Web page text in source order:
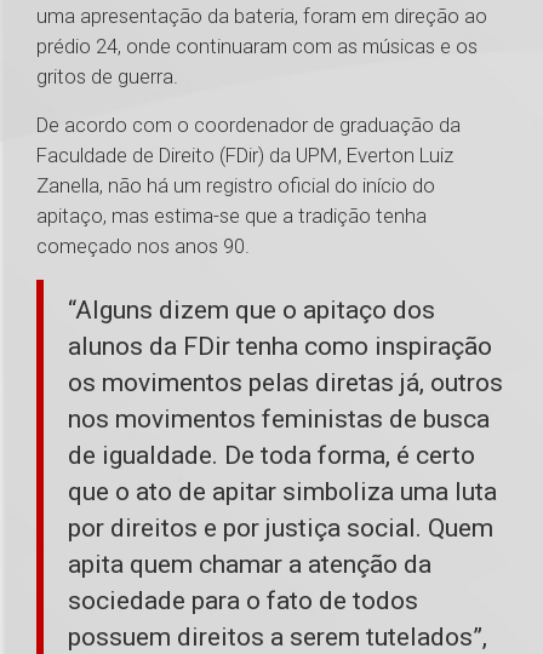
uma apresentação da bateria, foram em direção ao
prédio 24, onde continuaram com as músicas e os
gritos de guerra.
De acordo com o coordenador de graduação da
Faculdade de Direito (FDir) da UPM, Everton Luiz
Zanella, não há um registro oficial do início do
apitaço, mas estima-se que a tradição tenha
começado nos anos 90.
“Alguns dizem que o apitaço dos
alunos da FDir tenha como inspiração
os movimentos pelas diretas já, outros
nos movimentos feministas de busca
de igualdade. De toda forma, é certo
que o ato de apitar simboliza uma luta
por direitos e por justiça social. Quem
apita quem chamar a atenção da
sociedade para o fato de todos
possuem direitos a serem tutelados”,